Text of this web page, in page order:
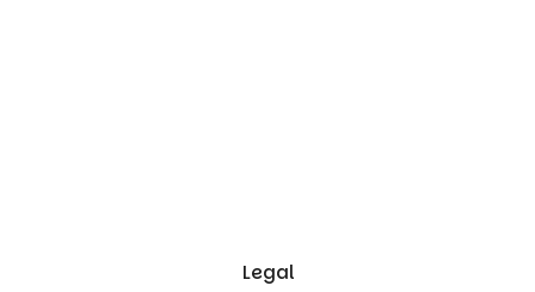
Legal